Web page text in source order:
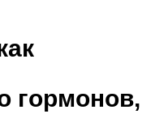
гормонов,